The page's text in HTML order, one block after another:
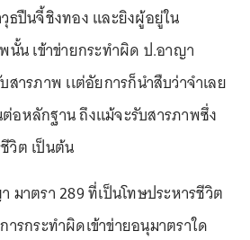
ธปืนจี้ชิงทอง และยิงผู้อยู่ใน
น เข้าข่ายกระทำผิด ป.อาญา
สารภาพ เเต่อัยการก็นำสืบว่าจำเลย
อหลักฐาน ถึงแม้จะรับสารภาพซึ่ง
วิต เป็นต้น
มาตรา 289 ที่เป็นโทษประหารชีวิต
รกระทำผิดเข้าข่ายอนุมาตราใด